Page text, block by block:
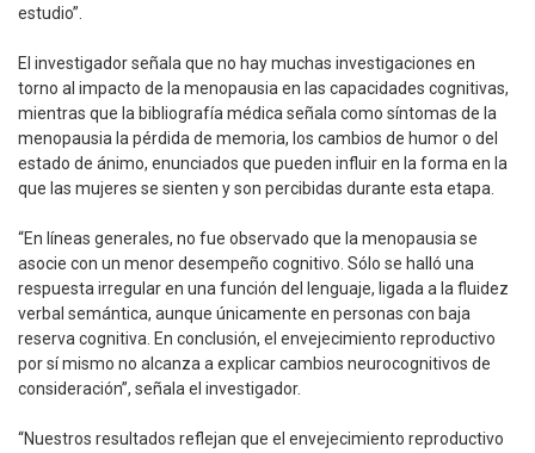
estudio”.
El investigador señala que no hay muchas investigaciones en
torno al impacto de la menopausia en las capacidades cognitivas,
mientras que la bibliografía médica señala como síntomas de la
menopausia la pérdida de memoria, los cambios de humor o del
estado de ánimo, enunciados que pueden influir en la forma en la
que las mujeres se sienten y son percibidas durante esta etapa.
“En líneas generales, no fue observado que la menopausia se
asocie con un menor desempeño cognitivo. Sólo se halló una
respuesta irregular en una función del lenguaje, ligada a la fluidez
verbal semántica, aunque únicamente en personas con baja
reserva cognitiva. En conclusión, el envejecimiento reproductivo
por sí mismo no alcanza a explicar cambios neurocognitivos de
consideración”, señala el investigador.
“Nuestros resultados reflejan que el envejecimiento reproductivo